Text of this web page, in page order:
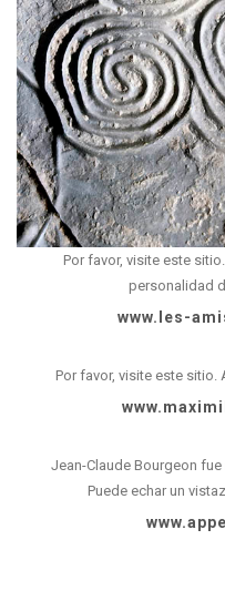
Por favor, visite este
personalidad
www.les-
Por favor, visite este
Jean-Claude Bourgeon
Puede echar un